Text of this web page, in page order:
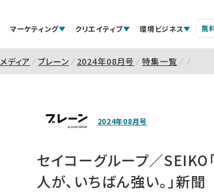
マーケティング クリエイティブ 環境ビジネス 無
メディア ブレーン 2024年08月号 特集一覧
2024年08月号
セイコーグループ／SEIKO
人が、いちばん強い。」新聞